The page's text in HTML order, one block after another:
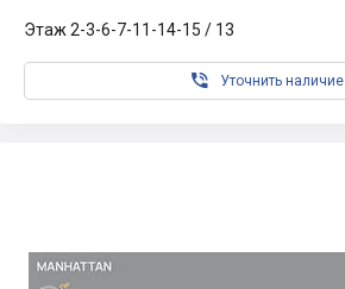
Этаж 2-3-6-7-11-14-15 / 13
 Уточнить наличие